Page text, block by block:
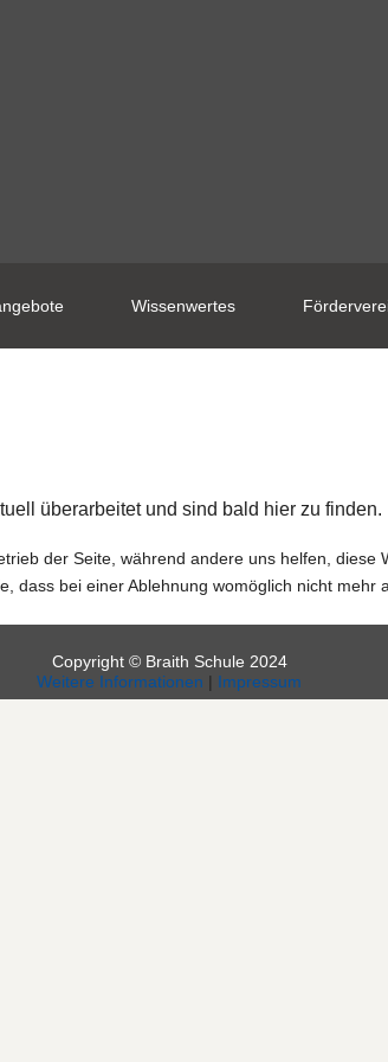
Wissenwertes
überarbeitet und sind bald hier zu finden.
Copyright © Braith Schule 2024
der Seite, während andere uns helfen,
bei einer Ablehnung womöglich nicht mehr
Weitere Informationen | Impressum